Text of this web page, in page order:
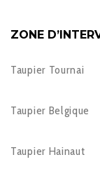
ZONE
Taupier Tournai
Taupier Belgique
Taupier Hainaut